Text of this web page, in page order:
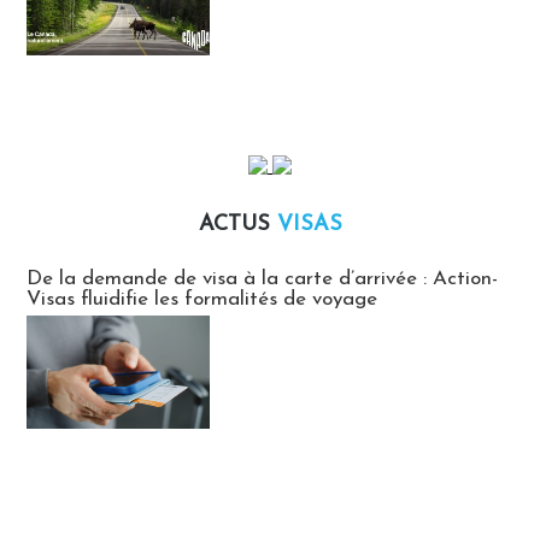
ACTUS VISAS
De la demande de visa à la carte d’arrivée : Action-
Visas fluidifie les formalités de voyage